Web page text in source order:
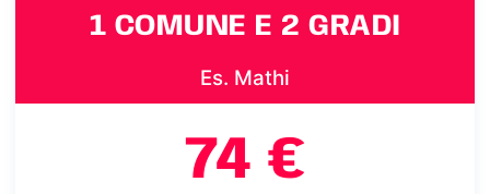
1 COMUNE E 2 GRADI
Es. Mathi
74 €